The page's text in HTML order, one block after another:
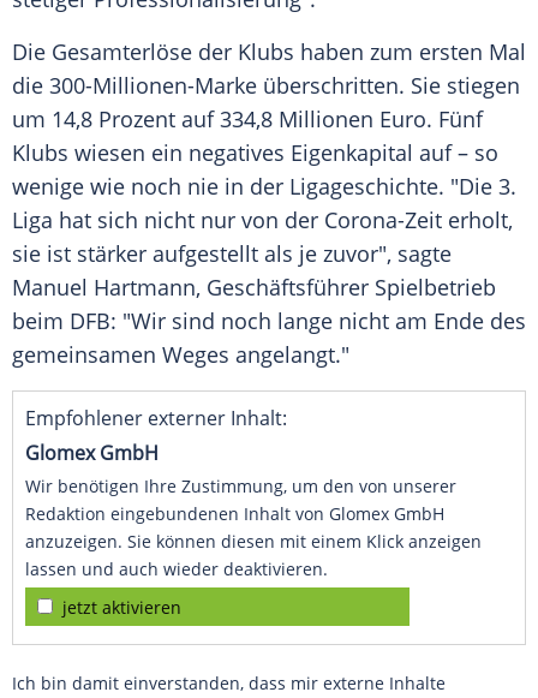
Die Gesamterlöse der Klubs haben zum ersten Mal
die 300-Millionen-Marke überschritten. Sie stiegen
um 14,8 Prozent auf 334,8 Millionen Euro. Fünf
Klubs wiesen ein negatives Eigenkapital auf – so
wenige wie noch nie in der Ligageschichte. "Die 3.
Liga hat sich nicht nur von der Corona-Zeit erholt,
sie ist stärker aufgestellt als je zuvor", sagte
Manuel Hartmann, Geschäftsführer Spielbetrieb
beim DFB: "Wir sind noch lange nicht am Ende des
gemeinsamen Weges angelangt."
Empfohlener externer Inhalt:
Glomex GmbH
Wir benötigen Ihre Zustimmung, um den von unserer
Redaktion eingebundenen Inhalt von Glomex GmbH
anzuzeigen. Sie können diesen mit einem Klick anzeigen
lassen und auch wieder deaktivieren.
jetzt aktivieren
Ich bin damit einverstanden, dass mir externe Inhalte